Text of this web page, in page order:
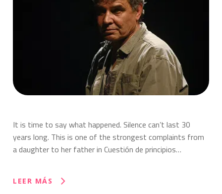
It is time to say what happened. Silence can’t last 30
years long. This is one of the strongest complaints from
a daughter to her father in Cuestión de principios…
LEER MÁS